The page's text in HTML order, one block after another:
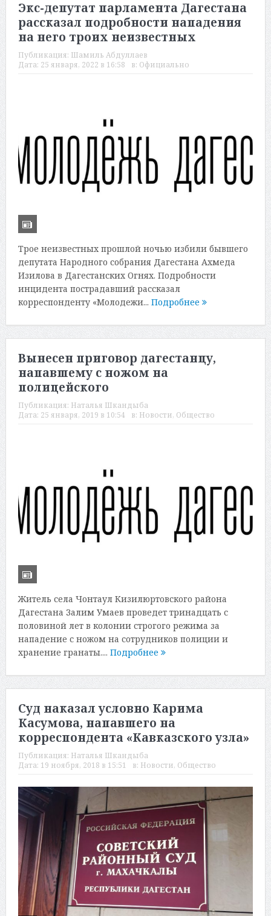
Экс-депутат парламента Дагестана
рассказал подробности нападения
на него троих неизвестных
Публикация: Шамиль Абдуллаев
Дата: 25 января, 2022 в 16:58 в: Официально
Трое неизвестных прошлой ночью избили бывшего
депутата Народного собрания Дагестана Ахмеда
Изилова в Дагестанских Огнях. Подробности
инцидента пострадавший рассказал
корреспонденту «Молодежи... Подробнее
Вынесен приговор дагестанцу,
напавшему с ножом на
полицейского
Публикация: Наталья Шкандыба
Дата: 25 января, 2019 в 10:54 в: Новости, Общество
Житель села Чонтаул Кизилюртовского района
Дагестана Залим Умаев проведет тринадцать с
половиной лет в колонии строгого режима за
нападение с ножом на сотрудников полиции и
хранение гранаты.... Подробнее
Суд наказал условно Карима
Касумова, напавшего на
корреспондента «Кавказского узла»
Публикация: Наталья Шкандыба
Дата: 19 ноября, 2018 в 15:51 в: Новости, Общество